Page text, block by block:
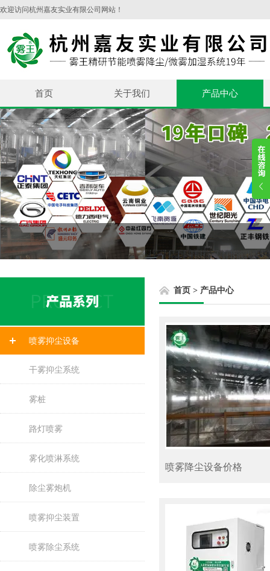
欢迎访问杭州嘉友实业有限公司网站！
首页 关于我们 产品中心
喷雾抑尘设备
干雾抑尘系统
雾桩
路灯喷雾
雾化喷淋系统
除尘雾炮机
喷雾抑尘装置
喷雾除尘系统
首页 > 产品中心
喷雾降尘设备价格